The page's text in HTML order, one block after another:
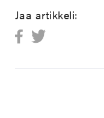
Jaa artikkeli: